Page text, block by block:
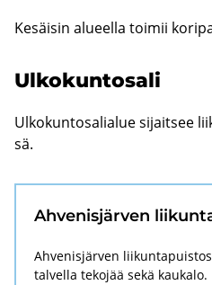
Ke­säi­sin alu­eel­la toi­mii
Ul­ko­kun­to­sa­li
Ul­ko­kun­to­sa­lia­lue si­jait­see
sä.
Ah­ve­nis­jär­ven
Ahvenisjärven
talvella tekojää sekä kaukalo.